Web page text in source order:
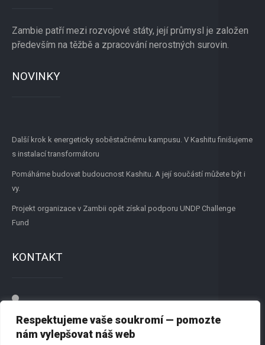
Respektujeme vaše soukromí — pomozte
nám vylepšovat náš web
Zambie patří mezi rozvojové státy, její průmysl je založen
především na těžbě a zpracování nerostných surovin.
NOVINKY
Další krok k energeticky soběstačnému kampusu. V Kashitu finišujeme
s instalací transformátoru
Pomáháme budovat budoucnost Kashitu. A její součástí můžete být i
vy.
Projekt organizace v Zambii opět získal podporu UNDP Challenge
Fund
KONTAKT
Přátelé New Renato, z.s.
Dvořišťská 1244, 198 00 Praha 9